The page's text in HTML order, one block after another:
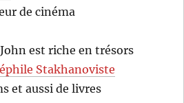
de cinéma
est riche en trésors
Stakhanoviste
et aussi de livres